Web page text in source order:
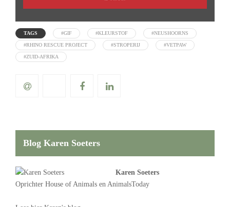
TAGS #GIF #KLEURSTOF #NEUSHOORNS
#RHINO RESCUE PROJECT #STROPERIJ #VETPAW
#ZUID-AFRIKA
Blog Karen Soeters
Karen Soeters
Oprichter House of Animals en AnimalsToday